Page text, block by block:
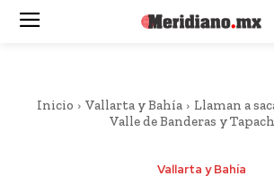
Inicio Vallarta y Bahía
Llaman a
Valle de Banderas y
Vallarta y Bahía